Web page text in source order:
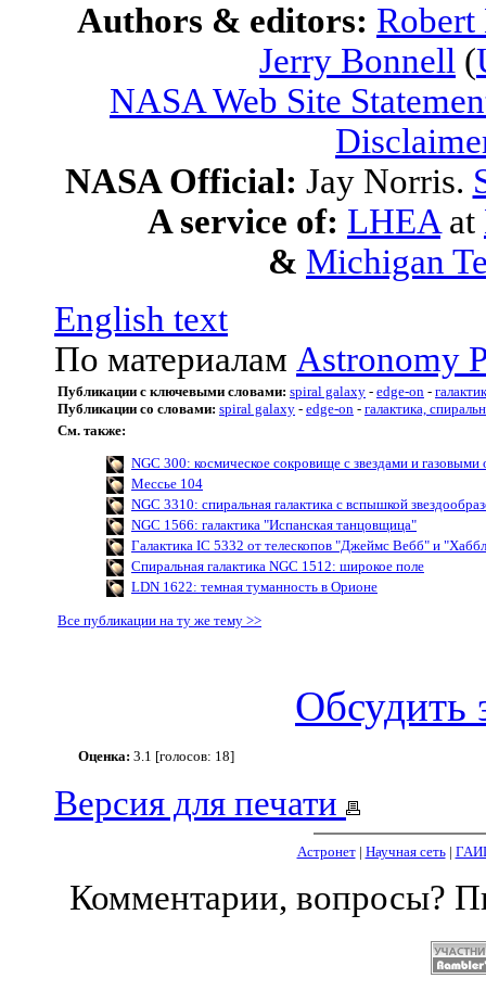
Authors & editors:
Jerry Bonnell (
NASA Web Site
NASA Official: Jay Norris.
A service of: LHEA at
& Michigan
English text
По материалам Astronomy
Публикации с ключевыми словами: spiral galaxy - edge-on -
Публикации со словами: spiral galaxy - edge-on - галактика,
См. также:
NGC 300: космическое сокровище с звездами и газовыми
Мессье 104
NGC 3310: спиральная галактика с вспышкой
NGC 1566: галактика "Испанская танцовщица"
Галактика IC 5332 от телескопов "Джеймс Вебб" и
Спиральная галактика NGC 1512: широкое поле
LDN 1622: темная туманность в Орионе
Все публикации на ту же тему >>
Обсудить
Оценка: 3.1 [голосов: 18]
Версия для печати
Астронет| Научная сеть|
Комментарии, вопросы?